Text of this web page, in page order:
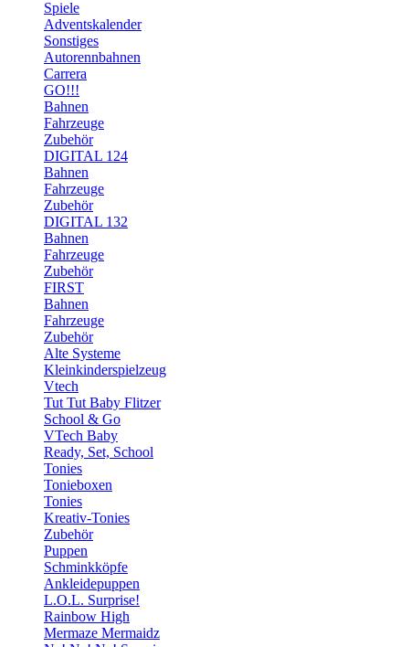
Spiele
Adventskalender
Sonstiges
Autorennbahnen
Carrera
GO!!!
Bahnen
Fahrzeuge
Zubehör
DIGITAL 124
Bahnen
Fahrzeuge
Zubehör
DIGITAL 132
Bahnen
Fahrzeuge
Zubehör
FIRST
Bahnen
Fahrzeuge
Zubehör
Alte Systeme
Kleinkinderspielzeug
Vtech
Tut Tut Baby Flitzer
School & Go
VTech Baby
Ready, Set, School
Tonies
Tonieboxen
Tonies
Kreativ-Tonies
Zubehör
Puppen
Schminkköpfe
Ankleidepuppen
L.O.L. Surprise!
Rainbow High
Mermaze Mermaidz